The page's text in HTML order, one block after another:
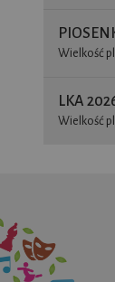
Wielkość
LKA
Wielkość